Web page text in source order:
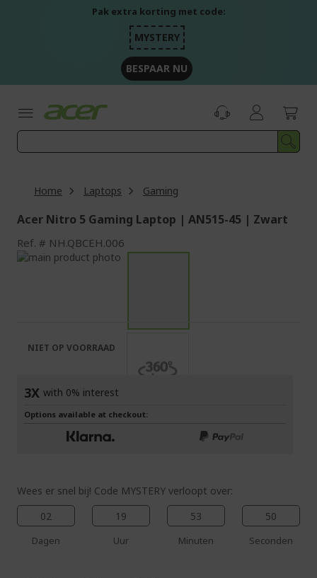
Pak extra korting met code:
MYSTERY
BESPAAR NU
Home Laptops Gaming
Acer Nitro 5 Gaming Laptop | AN515-45 | Zwart
Ref. NH.QBCEH.006
Ga
afbeeldingen-
gallerij
afbeeldingen-
Wees er snel bij! Code MYSTERY verloopt over:
02
Dagen
19
Uur
53
Minuten
49
Seconden
NIET OP VOORRAAD
3X with 0% interest
Options available at checkout: